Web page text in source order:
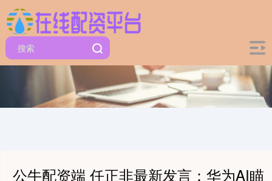
公牛配资端 任正非最新发言：华为AI瞄